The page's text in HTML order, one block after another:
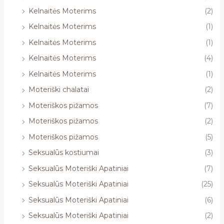
Kelnaitės Moterims
(2)
Kelnaitės Moterims
(1)
Kelnaitės Moterims
(1)
Kelnaitės Moterims
(4)
Kelnaitės Moterims
(1)
Moteriški chalatai
(2)
Moteriškos pižamos
(7)
Moteriškos pižamos
(2)
Moteriškos pižamos
(5)
Seksualūs kostiumai
(3)
Seksualūs Moteriški Apatiniai
(7)
Seksualūs Moteriški Apatiniai
(25)
Seksualūs Moteriški Apatiniai
(6)
Seksualūs Moteriški Apatiniai
(2)